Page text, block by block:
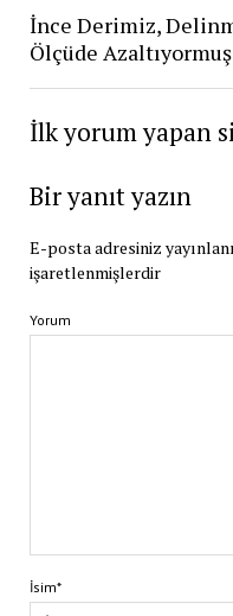
İnce Derimiz,
Ölçüde Azaltıyormuş
İlk yorum yapan
Bir yanıt yazın
E-posta adresiniz
işaretlenmişlerdir
Yorum
İsim*